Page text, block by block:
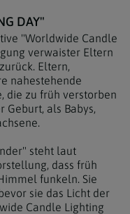
DAY"
"Worldwide Candle
verwaister Eltern
Eltern,
nahestehende
die zu früh verstorben
Geburt, als Babys,
steht laut
dass früh
funkeln. Sie
sie das Licht der
Candle Lighting